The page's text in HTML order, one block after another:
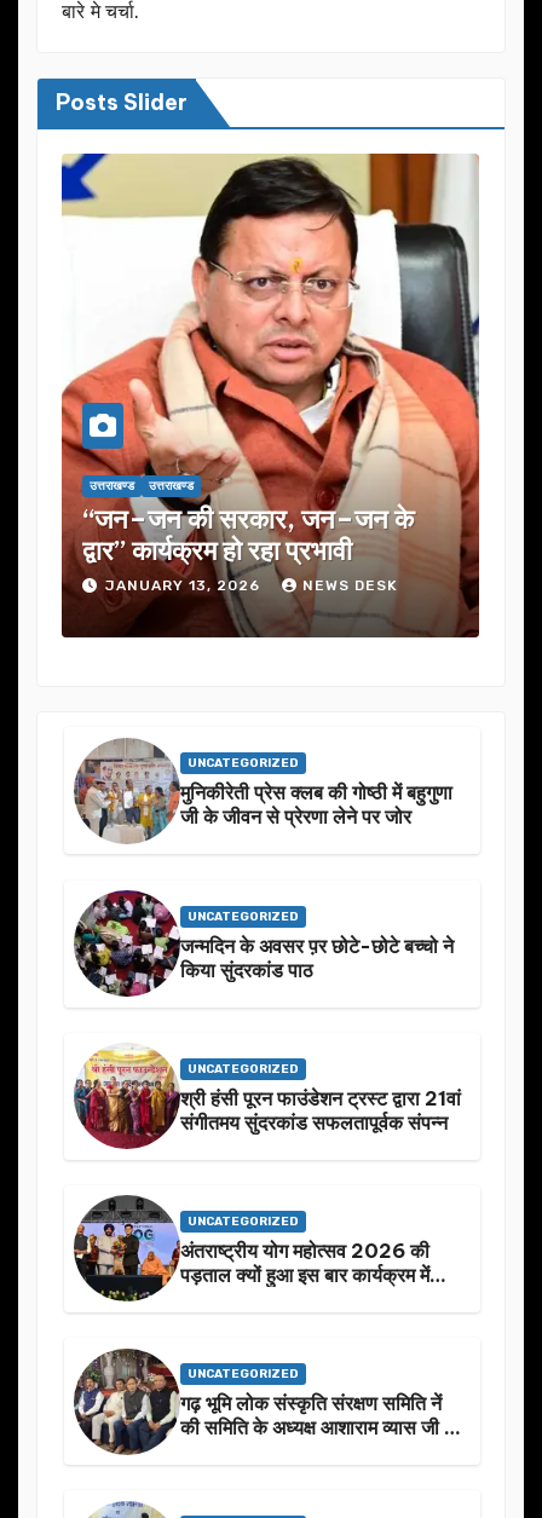
बारे मे चर्चा.
Posts Slider
उत्तराखण्ड उत्तराखण्ड
यूजेवीएन लिमिटेड की 132वीं बोर्ड बैठक
में कई अहम प्रस्तावों को मंजूरी
JANUARY 13, 2026 NEWS DESK
UNCATEGORIZED
मुनिकीरेती प्रेस क्लब की गोष्ठी में बहुगुणा
जी के जीवन से प्रेरणा लेने पर जोर
UNCATEGORIZED
जन्मदिन के अवसर प़र छोटे-छोटे बच्चो ने
किया सुंदरकांड पाठ
UNCATEGORIZED
श्री हंसी पूरन फाउंडेशन ट्रस्ट द्वारा 21वां
संगीतमय सुंदरकांड सफलतापूर्वक संपन्न
UNCATEGORIZED
अंतराष्ट्रीय योग महोत्सव 2026 की
पड़ताल क्यों हुआ इस बार कार्यक्रम में
UNCATEGORIZED
गढ़ भूमि लोक संस्कृति संरक्षण समिति नें
की समिति के अध्यक्ष आशाराम व्यास जी के